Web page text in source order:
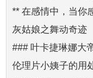
** 在感情中，当你
灰姑娘之舞动奇迹
### 叶卡捷琳娜大
伦理片小姨子的用